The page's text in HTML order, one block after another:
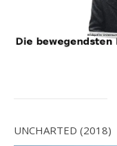
UNCHARTED (2018)